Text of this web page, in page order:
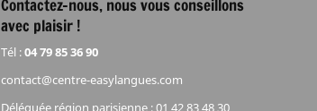
Contactez-nous, nous vous conseillons
avec plaisir !
Tél :04 79 85 36 90
contact@centre-easylangues.com
Déléguée région parisienne : 01 42 83 48 30